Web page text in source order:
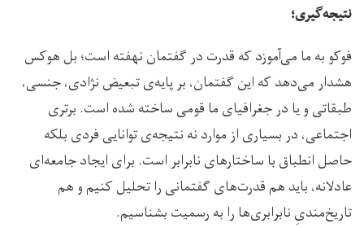
نتیجه‌گیری؛
فوکو به ما می‌آموزد که قدرت در گفتمان نهفته است؛ بل هوکس
هشدار می‌دهد که این گفتمان، بر پایه‌ی تبعیض نژادی، جنسی،
طبقاتی و یا در جغرافیای ما قومی ساخته شده است. برتری
اجتماعی، در بسیاری از موارد نه نتیجه‌ی توانایی فردی بلکه
حاصل انطباق با ساختارهای نابرابر است. برای ایجاد جامعه‌ای
عادلانه، باید هم قدرت‌های گفتمانی را تحلیل کنیم و هم
تاریخ‌مندیِ نابرابری‌ها را به رسمیت بشناسیم.